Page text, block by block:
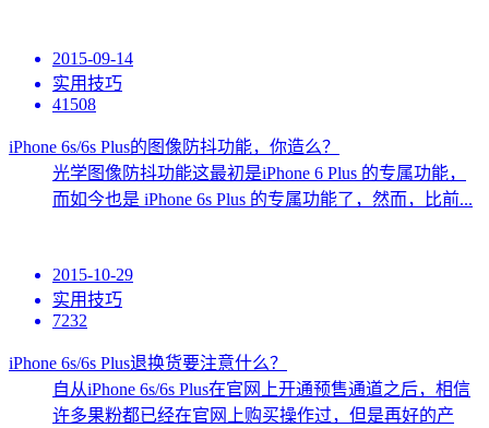
2015-09-14
实用技巧
41508
iPhone 6s/6s Plus的图像防抖功能，你造么？
光学图像防抖功能这最初是iPhone 6 Plus 的专属功能，
而如今也是 iPhone 6s Plus 的专属功能了，然而，比前...
2015-10-29
实用技巧
7232
iPhone 6s/6s Plus退换货要注意什么？
自从iPhone 6s/6s Plus在官网上开通预售通道之后，相信
许多果粉都已经在官网上购买操作过，但是再好的产